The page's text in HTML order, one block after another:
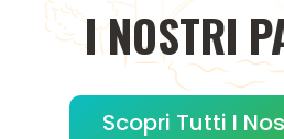
INOSTRI
Scopri Tutti I